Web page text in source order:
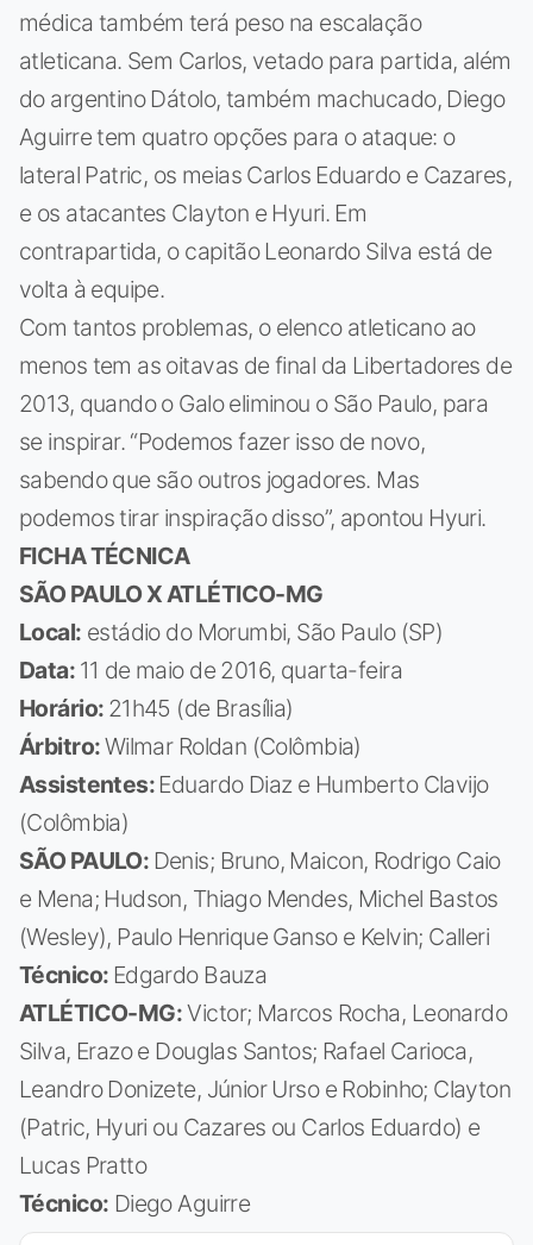
médica também terá peso na escalação
atleticana. Sem Carlos, vetado para partida, além
do argentino Dátolo, também machucado, Diego
Aguirre tem quatro opções para o ataque: o
lateral Patric, os meias Carlos Eduardo e Cazares,
e os atacantes Clayton e Hyuri. Em
contrapartida, o capitão Leonardo Silva está de
volta à equipe.
Com tantos problemas, o elenco atleticano ao
menos tem as oitavas de final da Libertadores de
2013, quando o Galo eliminou o São Paulo, para
se inspirar. “Podemos fazer isso de novo,
sabendo que são outros jogadores. Mas
podemos tirar inspiração disso”, apontou Hyuri.
FICHA TÉCNICA
SÃO PAULO X ATLÉTICO-MG
Local: estádio do Morumbi, São Paulo (SP)
Data: 11 de maio de 2016, quarta-feira
Horário: 21h45 (de Brasília)
Árbitro:Wilmar Roldan (Colômbia)
Assistentes:Eduardo Diaz e Humberto Clavijo
(Colômbia)
SÃO PAULO: Denis; Bruno, Maicon, Rodrigo Caio
e Mena; Hudson, Thiago Mendes, Michel Bastos
(Wesley), Paulo Henrique Ganso e Kelvin; Calleri
Técnico: Edgardo Bauza
ATLÉTICO-MG:Victor; Marcos Rocha, Leonardo
Silva, Erazo e Douglas Santos; Rafael Carioca,
Leandro Donizete, Júnior Urso e Robinho; Clayton
(Patric, Hyuri ou Cazares ou Carlos Eduardo) e
Lucas Pratto
Técnico: Diego Aguirre